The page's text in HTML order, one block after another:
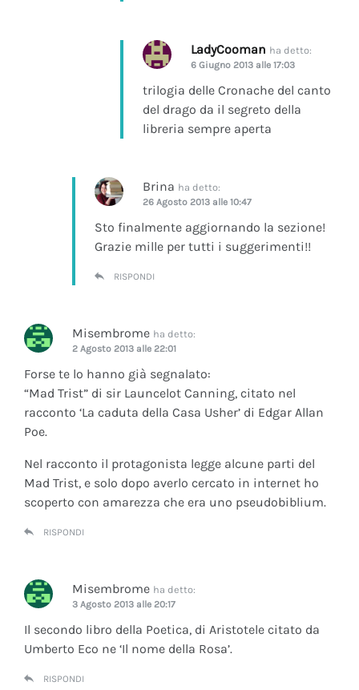
LadyCooman ha detto:
6 Giugno 2013 alle 17:03
trilogia delle Cronache del canto
del drago da il segreto della
libreria sempre aperta
Brina ha detto:
26 Agosto 2013 alle 10:47
Sto finalmente aggiornando la sezione!
Grazie mille per tutti i suggerimenti!!
RISPONDI
Misembrome ha detto:
2 Agosto 2013 alle 22:01
Forse te lo hanno già segnalato:
“Mad Trist” di sir Launcelot Canning, citato nel
racconto ‘La caduta della Casa Usher’ di Edgar Allan
Poe.
Nel racconto il protagonista legge alcune parti del
Mad Trist, e solo dopo averlo cercato in internet ho
scoperto con amarezza che era uno pseudobiblium.
RISPONDI
Misembrome ha detto:
3 Agosto 2013 alle 20:17
Il secondo libro della Poetica, di Aristotele citato da
Umberto Eco ne ‘Il nome della Rosa’.
RISPONDI